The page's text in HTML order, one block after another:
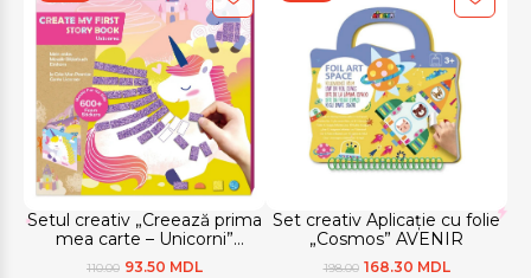
Setul creativ „Creează prima
mea carte – Unicorni”
AVENIR
110.00 93.50 MDL
Set creativ Aplicație cu folie
„Cosmos” AVENIR
198.00 168.30 MDL